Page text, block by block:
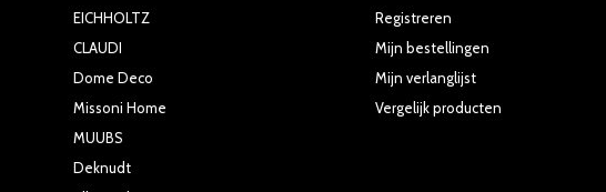
EICHHOLTZ
CLAUDI
Dome Deco
Missoni Home
MUUBS
Deknudt
Registreren
Mijn bestellingen
Mijn verlanglijst
Vergelijk producten